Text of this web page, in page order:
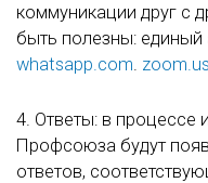
коммуникации друг с
быть полезны: единый
whatsapp.com. zoom.us
4. Ответы: в
Профсоюза будут
ответов,